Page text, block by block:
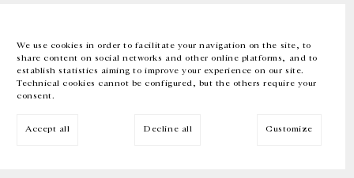
We use cookies in order to facilitate your navigation on the site, to
share content on social networks and other online platforms, and to
establish statistics aiming to improve your experience on our site.
Technical cookies cannot be configured, but the others require your
consent.
Accept all Decline all Customize
EN FR 中文 Facebook Instagram
Inscrivez-vous à notre newsletter